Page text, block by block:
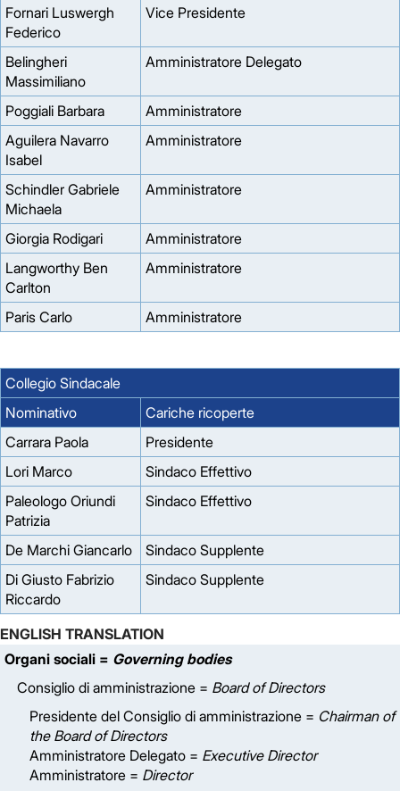
Fornari Luswergh
Federico
Vice Presidente
Belingheri
Massimiliano
Amministratore Delegato
Poggiali Barbara
Amministratore
Aguilera Navarro
Isabel
Amministratore
Schindler Gabriele
Michaela
Amministratore
Giorgia Rodigari
Amministratore
Langworthy Ben
Carlton
Amministratore
Paris Carlo Amministratore
Collegio Sindacale
Nominativo
Cariche ricoperte
Carrara Paola
Presidente
Lori Marco
Sindaco Effettivo
Paleologo Oriundi
Patrizia
Sindaco Effettivo
De Marchi Giancarlo
Sindaco Supplente
Di Giusto Fabrizio
Riccardo
Sindaco Supplente
ENGLISH TRANSLATION
Organi sociali = Governing bodies
Consiglio di amministrazione = Board of Directors
Presidente del Consiglio di amministrazione = Chairman of
the Board of Directors
Amministratore Delegato = Executive Director
Amministratore = Director